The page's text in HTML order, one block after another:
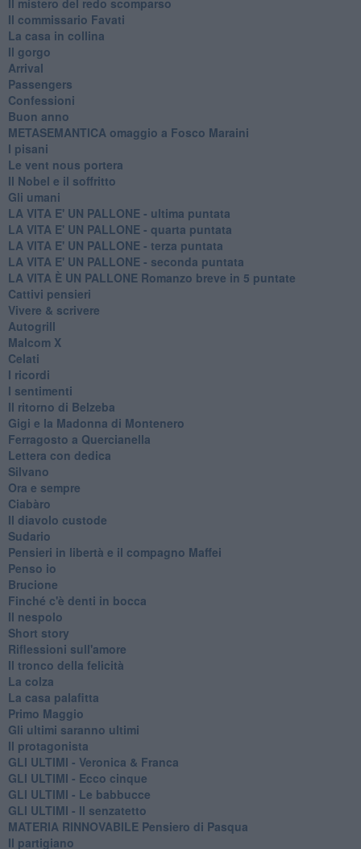
Il commissario Favati
La casa in collina
Il gorgo
Arrival
Passengers
Confessioni
Buon anno
METASEMANTICA omaggio a Fosco Maraini
I pisani
Le vent nous portera
Il Nobel e il soffritto
Gli umani
LA VITA E' UN PALLONE - ultima puntata
LA VITA E' UN PALLONE - quarta puntata
LA VITA E' UN PALLONE - terza puntata
LA VITA E' UN PALLONE - seconda puntata
LA VITA È UN PALLONE Romanzo breve in 5 puntate
Cattivi pensieri
Vivere & scrivere
Autogrill
Malcom X
Celati
I ricordi
I sentimenti
Il ritorno di Belzeba
Gigi e la Madonna di Montenero
Ferragosto a Quercianella
Lettera con dedica
Silvano
Ora e sempre
Ciabàro
Il diavolo custode
Sudario
Pensieri in libertà e il compagno Maffei
Penso io
Brucione
Finché c'è denti in bocca
Il nespolo
Short story
Riflessioni sull'amore
Il tronco della felicità
La colza
La casa palafitta
Primo Maggio
Gli ultimi saranno ultimi
Il protagonista
GLI ULTIMI - Veronica & Franca
GLI ULTIMI - Ecco cinque
GLI ULTIMI - Le babbucce
GLI ULTIMI - Il senzatetto
MATERIA RINNOVABILE Pensiero di Pasqua
Il partigiano